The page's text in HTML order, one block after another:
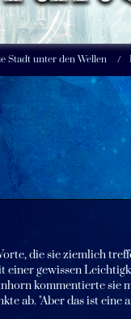
Stadt unter den Wellen
die sie ziemlich
einer gewissen
kommentierte sie
ab. "Aber das ist eine